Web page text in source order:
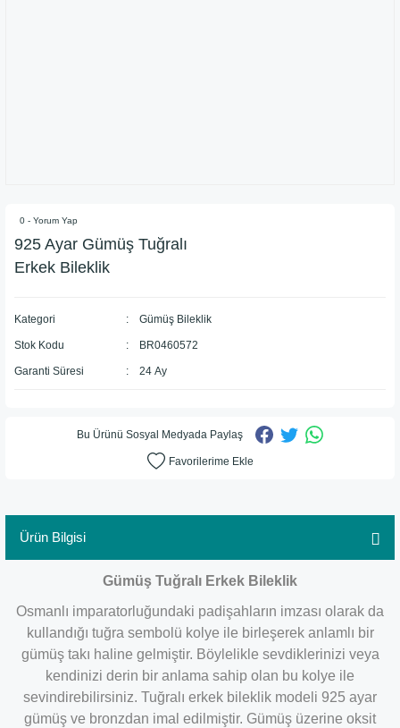
0 - Yorum Yap
925 Ayar Gümüş Tuğralı
Erkek Bileklik
Kategori Gümüş Bileklik
Stok Kodu BR0460572
Garanti Süresi 24 Ay
Bu Ürünü Sosyal Medyada Paylaş
Ürün Bilgisi
Gümüş Tuğralı Erkek Bileklik
Osmanlı imparatorluğundaki padişahların imzası olarak da
kullandığı tuğra sembolü kolye ile birleşerek anlamlı bir
gümüş takı haline gelmiştir. Böylelikle sevdiklerinizi veya
kendinizi derin bir anlama sahip olan bu kolye ile
sevindirebilirsiniz. Tuğralı erkek bileklik modeli 925 ayar
gümüş ve bronzdan imal edilmiştir. Gümüş üzerine oksit